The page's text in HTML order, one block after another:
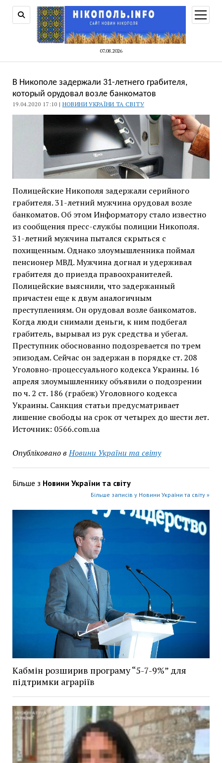
07.08.2026
меню
В Никополе задержали 31-летнего грабителя,
который орудовал возле банкоматов
19.04.2020 17:10 | НОВИНИ УКРАЇНИ ТА СВІТУ
Полицейские Никополя задержали серийного
грабителя. 31-летний мужчина орудовал возле
банкоматов. Об этом Информатору стало известно
из сообщения пресс-службы полиции Никополя.
31-летний мужчина пытался скрыться с
похищенным. Однако злоумышленника поймал
пенсионер МВД. Мужчина догнал и удерживал
грабителя до приезда правоохранителей.
Полицейские выяснили, что задержанный
причастен еще к двум аналогичным
преступлениям. Он орудовал возле банкоматов.
Когда люди снимали деньги, к ним подбегал
грабитель, вырывал из рук средства и убегал.
Преступник обоснованно подозревается по трем
эпизодам. Сейчас он задержан в порядке ст. 208
Уголовно-процессуального кодекса Украины. 16
апреля злоумышленнику объявили о подозрении
по ч. 2 ст. 186 (грабеж) Уголовного кодекса
Украины. Санкция статьи предусматривает
лишение свободы на срок от четырех до шести лет.
Источник: 0566.com.ua
Опубліковано в Новини України та світу
Більше з Новини України та світу
Більше записів у Новини України та світу »
Кабмін розширив програму “5-7-9%” для
підтримки аграріїв